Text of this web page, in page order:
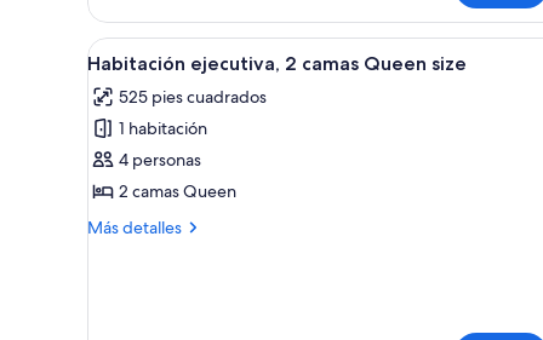
King
size
Abrir
todas
las
fotos
de
Habitación
ejecutiva,
Habitación de hotel con dos
10
Habitación ejecutiva, 2 camas Queen size
525 pies cuadrados
1 habitación
4 personas
2 camas Queen
Más detalles
Más